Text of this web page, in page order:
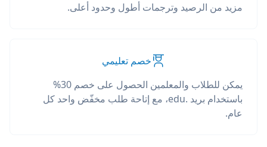
مزيد من الرصيد وترجمات أطول وحدود أعلى.
خصم تعليمي
يمكن للطلاب والمعلمين الحصول على خصم 30%
باستخدام بريد .edu، مع إتاحة طلب مخفّض واحد كل
عام.